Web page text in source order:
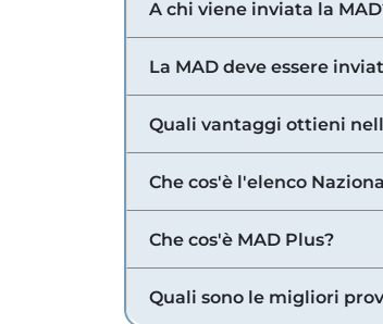
A chi viene inviata la
La MAD deve essere
Quali vantaggi ottieni
Che cos'è l'elenco
Che cos'è MAD Plus?
Quali sono le migliori